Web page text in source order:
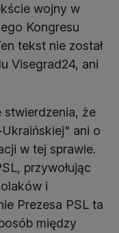
wojny w
Kongresu
tekst nie został
Visegrad24, ani
stwierdzenia, że
ani o
w tej sprawie.
przywołując
i
Prezesa PSL ta
między